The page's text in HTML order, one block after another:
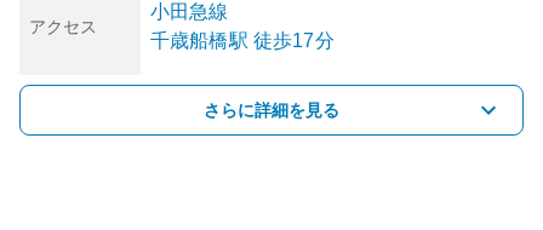
アクセス
小田急線
千歳船橋駅 徒歩17分
さらに詳細を見る